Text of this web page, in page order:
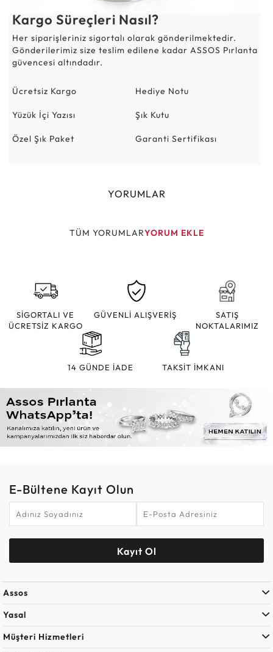
Kargo Süreçleri Nasıl?
Her siparişleriniz sigortalı olarak gönderilmektedir.
Gönderilerimiz size teslim edilene kadar ASSOS Pırlanta
güvencesi altındadır.
Ücretsiz Kargo Hediye Notu
Yüzük İçi Yazısı Şık Kutu
Özel Şık Paket Garanti Sertifikası
YORUMLAR
TÜM YORUMLARYORUM EKLE
SİGORTALI VE
ÜCRETSİZ KARGO
GÜVENLİ ALIŞVERİŞ
SATIŞ
NOKTALARIMIZ
14 GÜNDE İADE TAKSİT İMKANI
E-Bültene Kayıt Olun
Kayıt Ol
Assos
Yasal
Müşteri Hizmetleri